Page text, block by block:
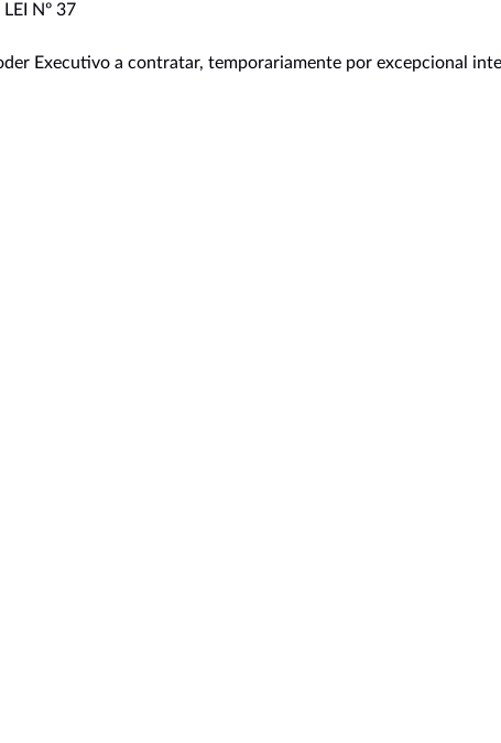
LEI Nº 37
Executivo a contratar, temporariamente por excepcional